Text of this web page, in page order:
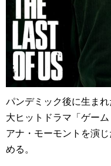
パンデミック後に生ま
大ヒットドラマ「ゲー
アナ・モーモントを演じ
める。